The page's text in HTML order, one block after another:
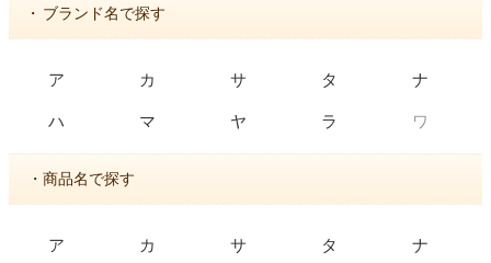
・ ブランド名で探す
ア カ サ タ ナ
ハ マ ヤ ラ ワ
・商品名で探す
ア カ サ タ ナ